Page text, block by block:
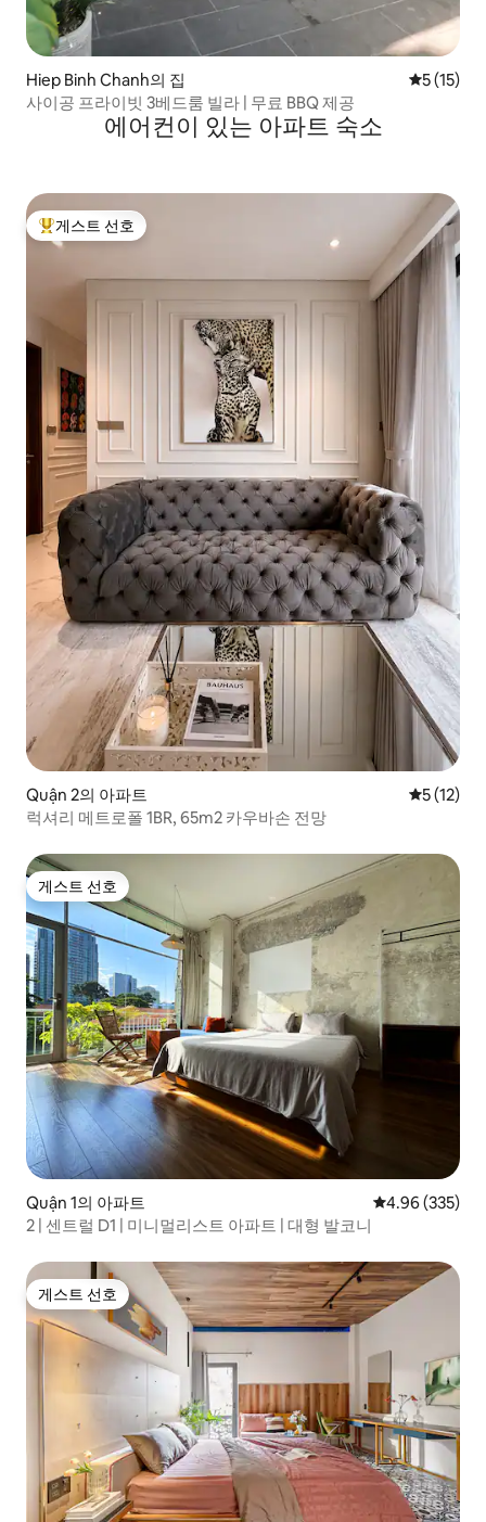
Hiep Binh Chanh의 집 평점 5점
5 (15)
사이공 프라이빗 3베드룸 빌라 | 무료 BBQ 제공
에어컨이 있는 아파트 숙소
상위 게스트 선호
게스트 선호
Quận 2의 아파트 평점 5점
5 (12)
럭셔리 메트로폴 1BR, 65m2 카우바손 전망
게스트 선호
게스트 선호
Quận 1의 아파트 평점 4.96점(5
4.96 (335)
2 | 센트럴 D1 | 미니멀리스트 아파트 | 대형 발코니
게스트 선호
게스트 선호